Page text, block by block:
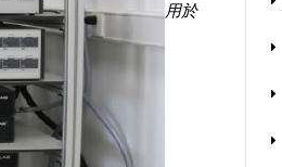
用於